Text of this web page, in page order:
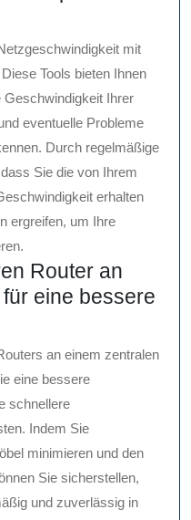
mit
Tools bieten Ihnen
Ihrer
eventuelle Probleme
Durch regelmäßige
Sie die von Ihrem
erhalten
ergreifen, um Ihre
Router an
eine bessere
an einem zentralen
eine bessere
schnellere
Indem Sie
minimieren und den
Sie sicherstellen,
und zuverlässig in